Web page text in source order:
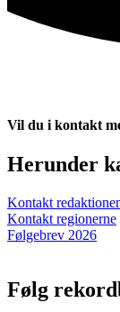
Vil du i kontakt
Herunder
Kontakt
Kontakt regionerne
Følgebrev 2026
Følg